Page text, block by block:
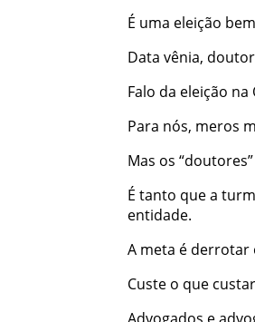
É uma eleição
Data vênia,
Falo da eleição
Para nós, meros
Mas os
É tanto que a
entidade.
A meta é derrotar
Custe o que